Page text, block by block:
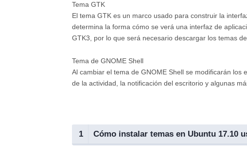
Tema GTK
El tema GTK es un marco usado para construir la
determina la forma cómo se verá una interfaz de
GTK3, por lo que será necesario descargar los temas
Tema de GNOME Shell
Al cambiar el tema de GNOME Shell se modificarán
de la actividad, la notificación del escritorio y algunas
1 Cómo instalar temas en Ubuntu 17.10